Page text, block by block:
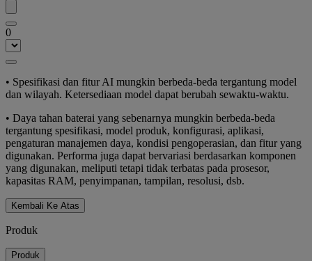
0
• Spesifikasi dan fitur AI mungkin berbeda-beda tergantung model
dan wilayah. Ketersediaan model dapat berubah sewaktu-waktu.
• Daya tahan baterai yang sebenarnya mungkin berbeda-beda
tergantung spesifikasi, model produk, konfigurasi, aplikasi,
pengaturan manajemen daya, kondisi pengoperasian, dan fitur yang
digunakan. Performa juga dapat bervariasi berdasarkan komponen
yang digunakan, meliputi tetapi tidak terbatas pada prosesor,
kapasitas RAM, penyimpanan, tampilan, resolusi, dsb.
Kembali Ke Atas
Produk
Produk